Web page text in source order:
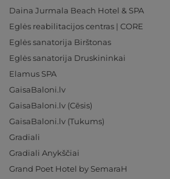
Daina Jurmala Beach Hotel & SPA
Eglės reabilitacijos centras | CORE
Eglės sanatorija Birštonas
Eglės sanatorija Druskininkai
Elamus SPA
GaisaBaloni.lv
GaisaBaloni.lv (Cēsis)
GaisaBaloni.lv (Tukums)
Gradiali
Gradiali Anykščiai
Grand Poet Hotel by SemaraH